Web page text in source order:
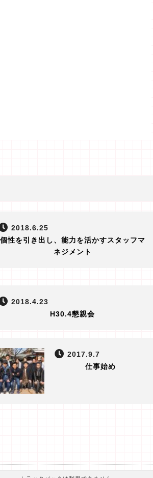
2018.6.25
個性を引き出し、能力を活かすスタッフマ
ネジメント
2018.4.23
H30.4懇親会
2017.9.7
仕事始め